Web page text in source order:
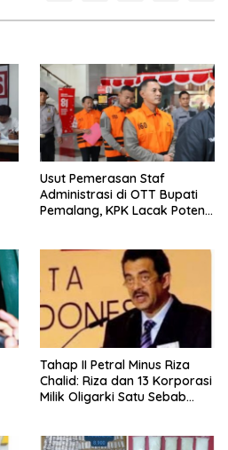
Usut Pemerasan Staf
Administrasi di OTT Bupati
Pemalang, KPK Lacak Potensi
Tahap II Petral Minus Riza
Chalid: Riza dan 13 Korporasi
Milik Oligarki Satu Sebab